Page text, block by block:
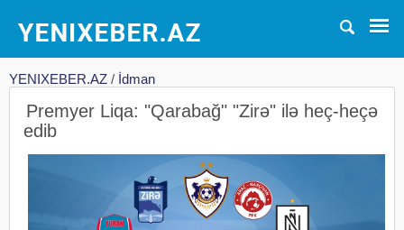
YENIXEBER.AZ / İdman
Premyer Liqa: "Qarabağ" "Zirə" ilə heç-heçə
edib